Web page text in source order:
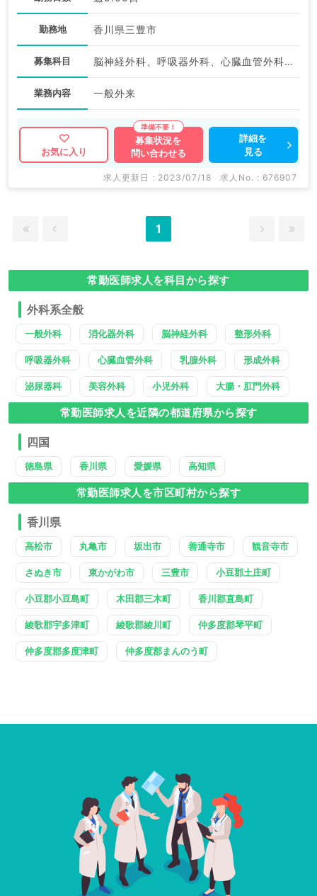
勤務地 香川県三豊市
募集科目 脳神経外科、呼吸器外科、心臓血管外科、外科系全般、一般外科、消化器外科
業務内容 一般外来
お気に入り
募集状況を
問い合わせる
詳細を
見る
求人更新日 : 2023/07/18 求人No. : 676907
1
常勤医師求人を科目から探す
外科系全般
一般外科 消化器外科 脳神経外科 整形外科
呼吸器外科 心臓血管外科 乳腺外科 形成外科
泌尿器科 美容外科 小児外科 大腸・肛門外科
常勤医師求人を近隣の都道府県から探す
四国
徳島県 香川県 愛媛県 高知県
常勤医師求人を市区町村から探す
香川県
高松市 丸亀市 坂出市 善通寺市 観音寺市
さぬき市 東かがわ市 三豊市 小豆郡土庄町
小豆郡小豆島町 木田郡三木町 香川郡直島町
綾歌郡宇多津町 綾歌郡綾川町 仲多度郡琴平町
仲多度郡多度津町 仲多度郡まんのう町